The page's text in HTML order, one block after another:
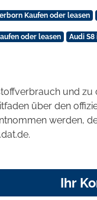
Kaufen oder leasen
oder leasen Audi
und zu
über den
werden,
Ihr